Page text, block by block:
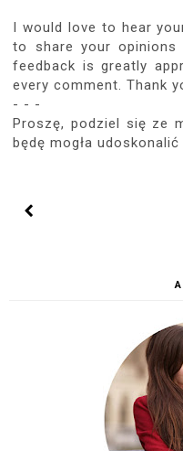
I would love to hear
to share your opinions
feedback is greatly
every comment. Thank
- - -
Proszę, podziel się ze
będę mogła